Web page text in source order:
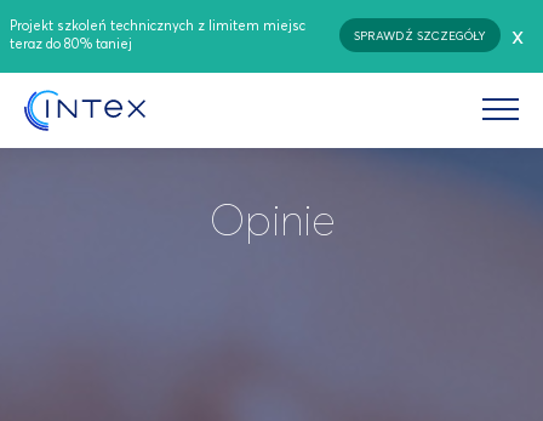
Projekt szkoleń technicznych z limitem miejsc
teraz do 80% taniej
SPRAWDŹ SZCZEGÓŁY x
Opinie